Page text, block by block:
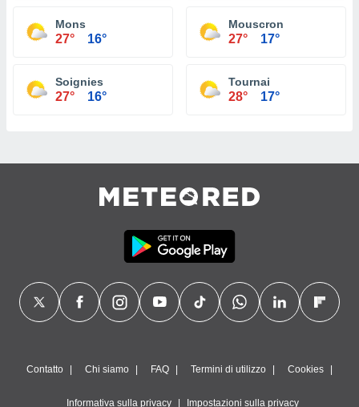
Mons
27° 16°
Mouscron
27° 17°
Soignies
27° 16°
Tournai
28° 17°
Contatto Chi siamo FAQ Termini di utilizzo Cookies
Informativa sulla privacy Impostazioni sulla privacy